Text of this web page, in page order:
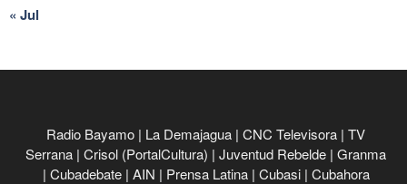
« Jul
Radio Bayamo | La Demajagua | CNC Televisora | TV
Serrana | Crisol (PortalCultura) | Juventud Rebelde | Granma
| Cubadebate | AIN | Prensa Latina | Cubasi | Cubahora